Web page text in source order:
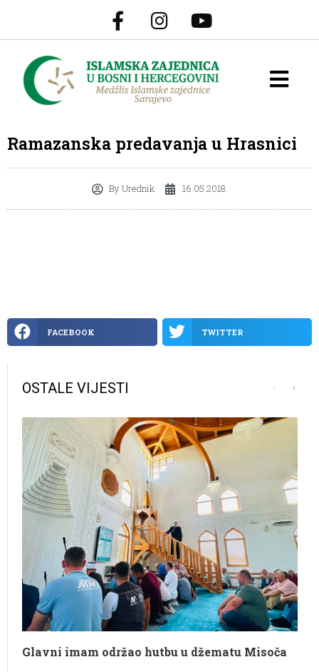
Ramazanska predavanja u Hrasnici
ByUrednik 16.05.2018.
FACEBOOK TWITTER
OSTALE VIJESTI
Glavni imam održao hutbu u džematu Misoča